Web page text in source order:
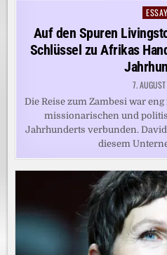
Posted
ESSAY
Auf den Spuren
Schlüssel zu Afrikas
7.
Die Reise zum Zambesi war
missionarischen und
Jahrhunderts verbunden.
diesem